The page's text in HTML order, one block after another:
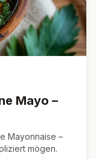
Mayo –
Mayonnaise –
mögen.